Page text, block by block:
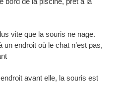
vite que la souris ne nage.
endroit où le chat n’est pas,
avant elle, la souris est